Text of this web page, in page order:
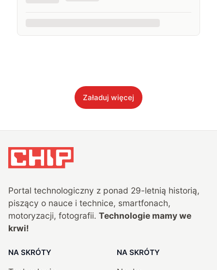
Załaduj więcej
Portal technologiczny z ponad 29-letnią historią,
piszący o nauce i technice, smartfonach,
motoryzacji, fotografii. Technologie mamy we
krwi!
NA SKRÓTY NA SKRÓTY